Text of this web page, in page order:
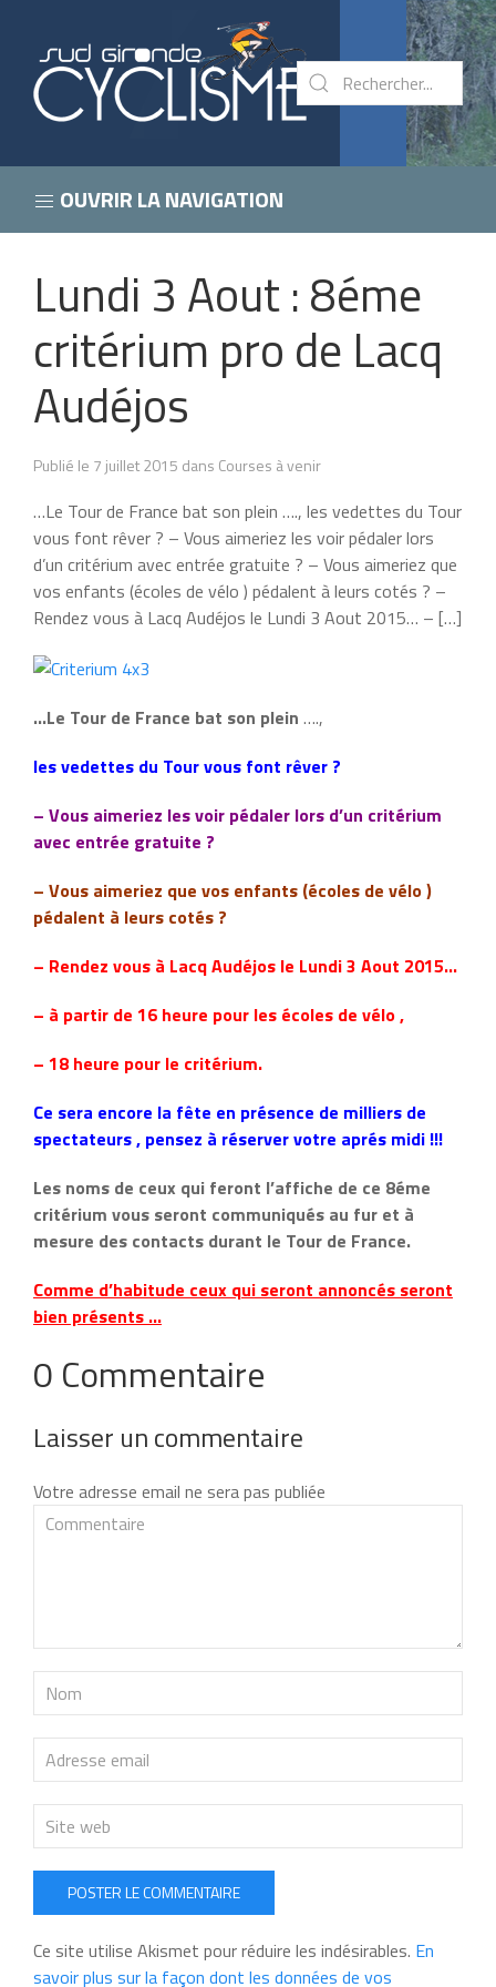
OUVRIR LA NAVIGATION
Lundi 3 Aout : 8éme
critérium pro de Lacq
Audéjos
Publié le 7 juillet 2015 dans Courses à venir
…Le Tour de France bat son plein …., les vedettes du Tour
vous font rêver ? – Vous aimeriez les voir pédaler lors
d’un critérium avec entrée gratuite ? – Vous aimeriez que
vos enfants (écoles de vélo ) pédalent à leurs cotés ? –
Rendez vous à Lacq Audéjos le Lundi 3 Aout 2015… – […]
…Le Tour de France bat son plein ….,
les vedettes du Tour vous font rêver ?
– Vous aimeriez les voir pédaler lors d’un critérium
avec entrée gratuite ?
– Vous aimeriez que vos enfants (écoles de vélo )
pédalent à leurs cotés ?
– Rendez vous à Lacq Audéjos le Lundi 3 Aout 2015…
– à partir de 16 heure pour les écoles de vélo ,
– 18 heure pour le critérium.
Ce sera encore la fête en présence de milliers de
spectateurs , pensez à réserver votre aprés midi !!!
Les noms de ceux qui feront l’affiche de ce 8éme
critérium vous seront communiqués au fur et à
mesure des contacts durant le Tour de France.
Comme d’habitude ceux qui seront annoncés seront
bien présents …
0 Commentaire
Laisser un commentaire
Votre adresse email ne sera pas publiée
POSTER LE COMMENTAIRE
Ce site utilise Akismet pour réduire les indésirables. En
savoir plus sur la façon dont les données de vos